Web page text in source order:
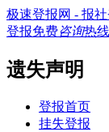
极速登报网 - 报
登报免费咨询热线
遗失声明
登报首页
挂失登报